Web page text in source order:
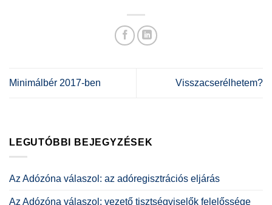
Minimálbér 2017-ben Visszacserélhetem?
LEGUTÓBBI BEJEGYZÉSEK
Az Adózóna válaszol: az adóregisztrációs eljárás
Az Adózóna válaszol: vezető tisztségviselők felelőssége